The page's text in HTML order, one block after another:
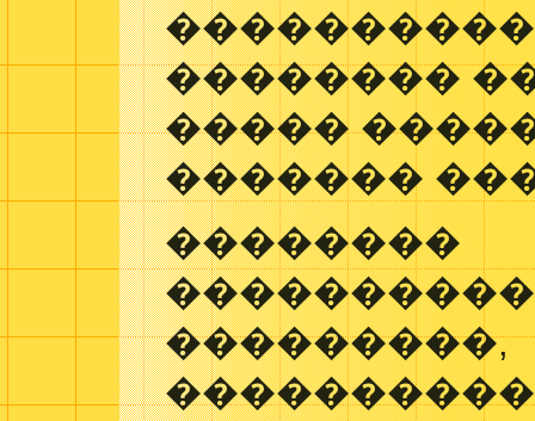
��������
�����
�������
��������
���������,